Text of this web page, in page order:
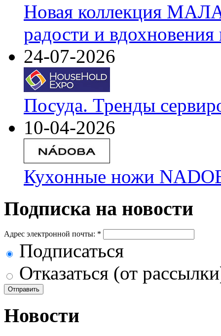
Новая коллекция
радости и
24-07-2026
Посуда. Тренды
10-04-2026
Кухонные ножи
Подписка на новости
Адрес электронной почты: *
Подписаться
Отказаться (от
Новости